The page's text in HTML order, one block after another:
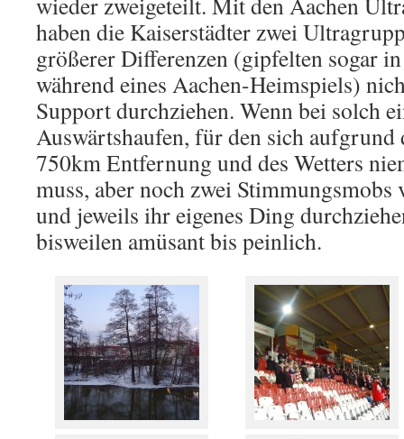
haben die Kaiserstädter zwei
größerer Differenzen (gipfelten sogar
während eines Aachen-Heimspiels)
Support durchziehen. Wenn bei solch
Auswärtshaufen, für den sich aufgrund
750km Entfernung und des Wetters
muss, aber noch zwei Stimmungsmobs
und jeweils ihr eigenes Ding
bisweilen amüsant bis peinlich.